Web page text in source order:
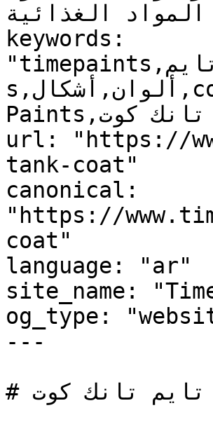
المواد الغذائية ."
keywords:
"timepaints,دهانات,تايم,time,paints,منتجات,product
s,ألوان,أشكال,colors,shapes,دهانات خاصة,Special
Paints,تايم تانك كوت, Time Tank Coat, , "
url: "https://
tank-coat"
canonical:
"https://
coat"
language: "ar"
site_name:
og_type:
---
# تايم تانك كوت | Time Paints